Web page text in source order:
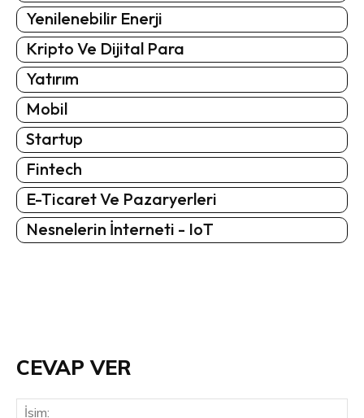
Yenilenebilir Enerji
Kripto Ve Dijital Para
Yatırım
Mobil
Startup
Fintech
E-Ticaret Ve Pazaryerleri
Nesnelerin İnterneti - IoT
CEVAP VER